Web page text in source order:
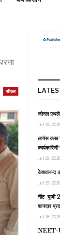
सीकर
जोनल
Jul 19,
लायंस क्लब
Jul 19,
केशवानन्द
Jul 19,
नीट-यूजी
शानदार
Jul 18,
NEET-